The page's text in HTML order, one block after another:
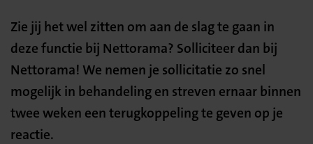
Zie jij het wel zitten om aan de slag te gaan in
deze functie bij Nettorama? Solliciteer dan bij
Nettorama! We nemen je sollicitatie zo snel
mogelijk in behandeling en streven ernaar binnen
twee weken een terugkoppeling te geven op je
reactie.